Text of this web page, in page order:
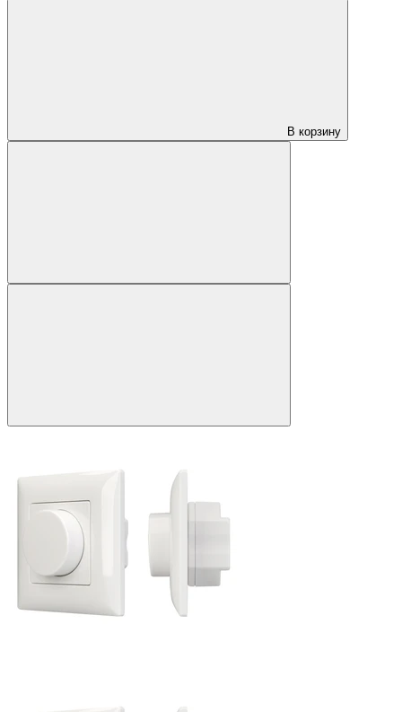
В корзину